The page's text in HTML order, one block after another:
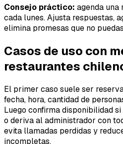
Consejo práctico: agenda una
cada lunes. Ajusta respuestas,
elimina promesas que no
Casos de uso con
restaurantes
El primer caso suele ser
fecha, hora, cantidad de
Luego confirma disponibilidad
o deriva al administrador con
evita llamadas perdidas y
incompletas.